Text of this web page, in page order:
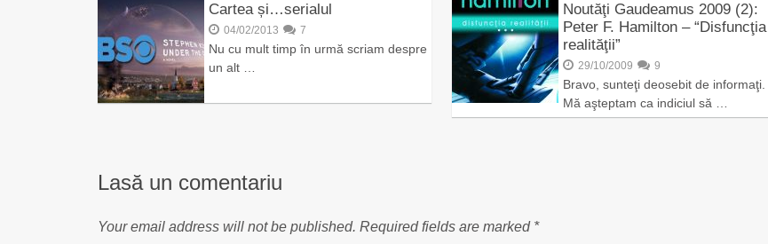
Cartea și…serialul
04/02/2013 7
Nu cu mult timp în urmă scriam despre
un alt …
Noutăţi Gaudeamus 2009 (2):
Peter F. Hamilton – “Disfuncţia
realităţii”
29/10/2009 9
Bravo, sunteţi deosebit de informaţi.
Mă aşteptam ca indiciul să …
Lasă un comentariu
Your email address will not be published. Required fields are marked *